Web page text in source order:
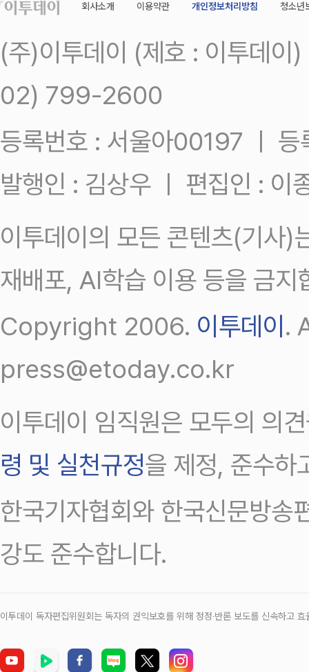
회사소개 이용약관 개인정보처리방침 청소년
(주)이투데이 (제호 : 이투데
02) 799-2600
등록번호 : 서울아00197 ㅣ
발행인 : 김상우 ㅣ 편집인 : 이
이투데이의 모든 콘텐츠(기사)
재배포, AI학습 이용 등을 금지
Copyright 2006. 이투데이.
press@etoday.co.kr
이투데이 임직원은 모두의 의
령 및 실천규정을 제정, 준수하
한국기자협회와 한국신문방송
강도 준수합니다.
이투데이 독자편집위원회는 독자의 권익보호를 위해 정정‧반론 보도를 신속하고